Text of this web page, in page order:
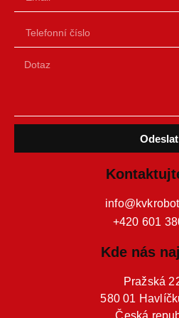
Odeslat
+420 601
Kde nás
Pražská
580 01
Česká